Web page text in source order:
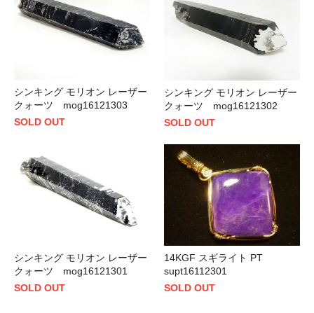
シンキング モリオン レーザー
クォーツ mog16121303
SOLD OUT
シンキング モリオン レーザー
クォーツ mog16121302
SOLD OUT
シンキング モリオン レーザー
クォーツ mog16121301
SOLD OUT
14KGF スギライト PT
supt16112301
SOLD OUT